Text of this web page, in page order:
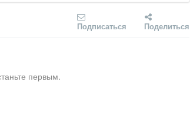
Подписаться Поделиться
первым.